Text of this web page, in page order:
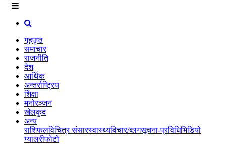
गृहपृष्ठ
समाचार
राजनीति
देश
आर्थिक
अन्तर्राष्ट्रिय
शिक्षा
मनोरञ्जन
खेलकुद
अन्य
राशिफलविचित्र संसारस्वास्थ्यविचार/ब्लगसूचना-प्रविधिभिडियो
ग्यालरीफोटो